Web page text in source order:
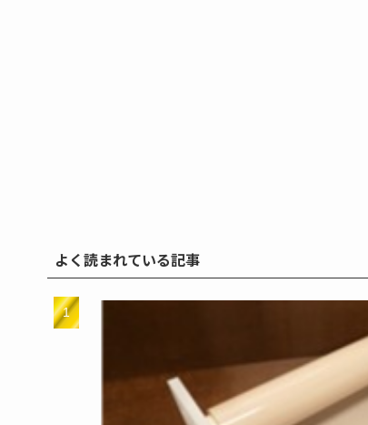
よく読まれている記事